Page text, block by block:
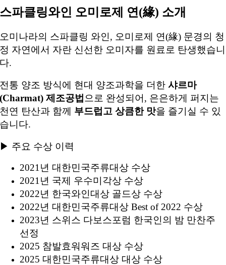
스파클링와인 오미로제 연(緣) 소개
오미나라의 스파클링 와인, 오미로제 연(緣) 문경의 청
정 자연에서 자란 신선한 오미자를 원료로 탄생했습니
다.
전통 양조 방식에 현대 양조과학을 더한샤르마
(Charmat) 제조공법 으로 완성되어, 은은하게 퍼지는
천연 탄산과 함께 부드럽고 상큼한 맛을 즐기실 수 있
습니다.
▶ 주요 수상 이력
2021년 대한민국주류대상 수상
2021년 국제 우수미각상 수상
2022년 한국와인대상 골드상 수상
2022년 대한민국주류대상 Best of 2022 수상
2023년 스위스 다보스포럼 한국인의 밤 만찬주
선정
2025 참발효워워즈 대상 수상
2025 대한민국주류대상 대상 수상